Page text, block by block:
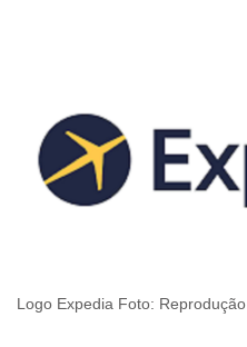
Logo Expedia Foto: Reprodução